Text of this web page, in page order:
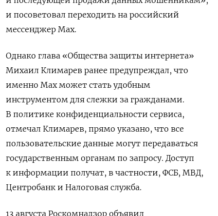
и посоветовал переходить на российский
мессенджер Max.
Однако глава «Общества защиты интернета»
Михаил Климарев ранее предупреждал, что
именно Max может стать удобным
инструментом для слежки за гражданами.
В политике конфиденциальности сервиса,
отмечал Климарев, прямо указано, что все
пользовательские данные могут передаваться
государственным органам по запросу. Доступ
к информации получат, в частности, ФСБ, МВД,
Центробанк и Налоговая служба.
13 августа Роскомнадзор объявил